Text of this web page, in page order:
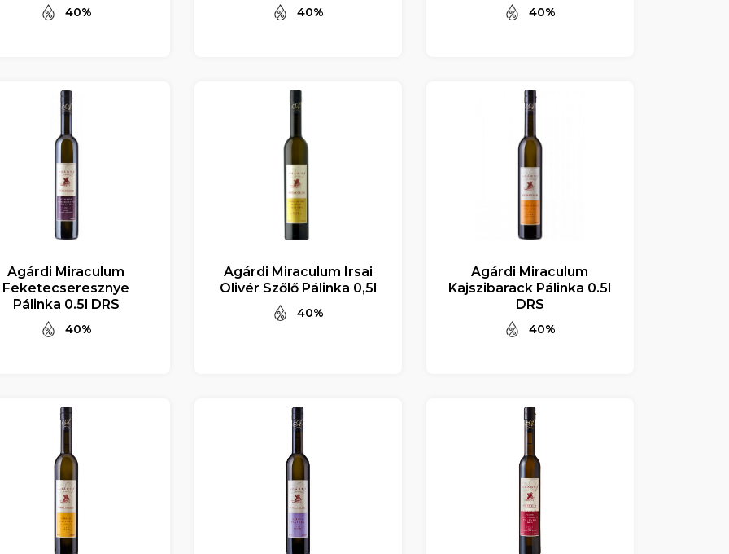
40% 40% 40%
Agárdi Miraculum
Feketecseresznye
Pálinka 0.5l DRS
40%
Agárdi Miraculum Irsai
Olivér Szőlő Pálinka 0,5l
40%
Agárdi Miraculum
Kajszibarack Pálinka 0.5l
DRS
40%